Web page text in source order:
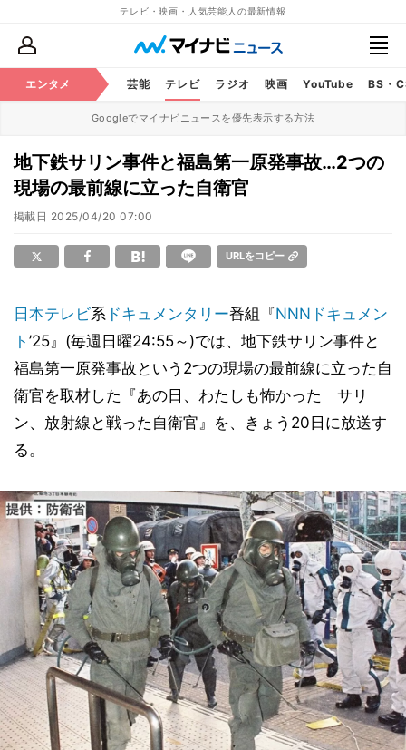
テレビ・映画・人気芸能人の最新情報
エンタメ 芸能 テレビ ラジオ 映画 YouTube BS・
Googleでマイナビニュースを優先表示する方法
地下鉄サリン事件と福島第一原発事故…2つの
現場の最前線に立った自衛官
掲載日 2025/04/20 07:00
URLをコピー
日本テレビ系 ドキュメンタリー番組『NNNドキュメン
ト ’25』(毎週日曜24:55～)では、地下鉄サリン事件と
福島第一原発事故という2つの現場の最前線に立った自
衛官を取材した『あの日、わたしも怖かった サリ
ン、放射線と戦った自衛官』を、きょう20日に放送す
る。